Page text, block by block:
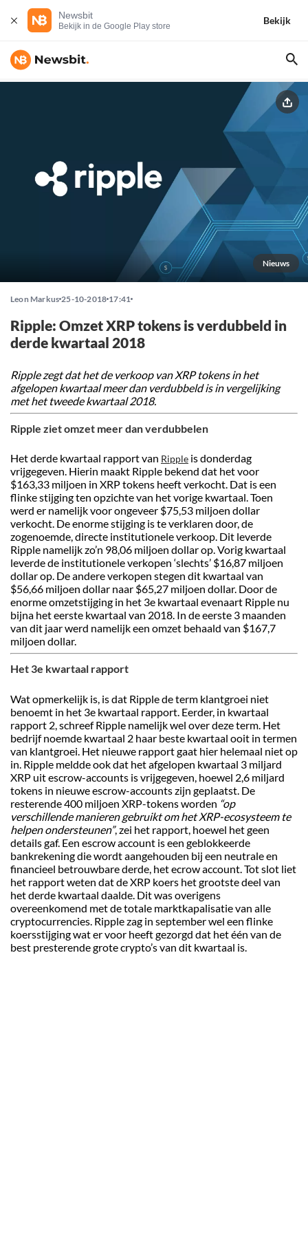
Newsbit
Bekijk in de Google Play store
Bekijk
Nieuws
Leon Markus 25-10-2018 17:41
Ripple: Omzet XRP tokens is verdubbeld in
derde kwartaal 2018
Ripple zegt dat het de verkoop van XRP tokens in het
afgelopen kwartaal meer dan verdubbeld is in vergelijking
met het tweede kwartaal 2018.
Ripple ziet omzet meer dan verdubbelen
Het derde kwartaal rapport van Ripple is donderdag
vrijgegeven. Hierin maakt Ripple bekend dat het voor
$163,33 miljoen in XRP tokens heeft verkocht. Dat is een
flinke stijging ten opzichte van het vorige kwartaal. Toen
werd er namelijk voor ongeveer $75,53 miljoen dollar
verkocht. De enorme stijging is te verklaren door, de
zogenoemde, directe institutionele verkoop. Dit leverde
Ripple namelijk zo’n 98,06 miljoen dollar op. Vorig kwartaal
leverde de institutionele verkopen ‘slechts’ $16,87 miljoen
dollar op. De andere verkopen stegen dit kwartaal van
$56,66 miljoen dollar naar $65,27 miljoen dollar. Door de
enorme omzetstijging in het 3e kwartaal evenaart Ripple nu
bijna het eerste kwartaal van 2018. In de eerste 3 maanden
van dit jaar werd namelijk een omzet behaald van $167,7
miljoen dollar.
Het 3e kwartaal rapport
Wat opmerkelijk is, is dat Ripple de term klantgroei niet
benoemt in het 3e kwartaal rapport. Eerder, in kwartaal
rapport 2, schreef Ripple namelijk wel over deze term. Het
bedrijf noemde kwartaal 2 haar beste kwartaal ooit in termen
van klantgroei. Het nieuwe rapport gaat hier helemaal niet op
in. Ripple meldde ook dat het afgelopen kwartaal 3 miljard
XRP uit escrow-accounts is vrijgegeven, hoewel 2,6 miljard
tokens in nieuwe escrow-accounts zijn geplaatst. De
resterende 400 miljoen XRP-tokens worden “op
verschillende manieren gebruikt om het XRP-ecosysteem te
helpen ondersteunen”, zei het rapport, hoewel het geen
details gaf. Een escrow account is een geblokkeerde
bankrekening die wordt aangehouden bij een neutrale en
financieel betrouwbare derde, het ecrow account. Tot slot liet
het rapport weten dat de XRP koers het grootste deel van
het derde kwartaal daalde. Dit was overigens
overeenkomend met de totale marktkapalisatie van alle
cryptocurrencies. Ripple zag in september wel een flinke
koersstijging wat er voor heeft gezorgd dat het één van de
best presterende grote crypto’s van dit kwartaal is.